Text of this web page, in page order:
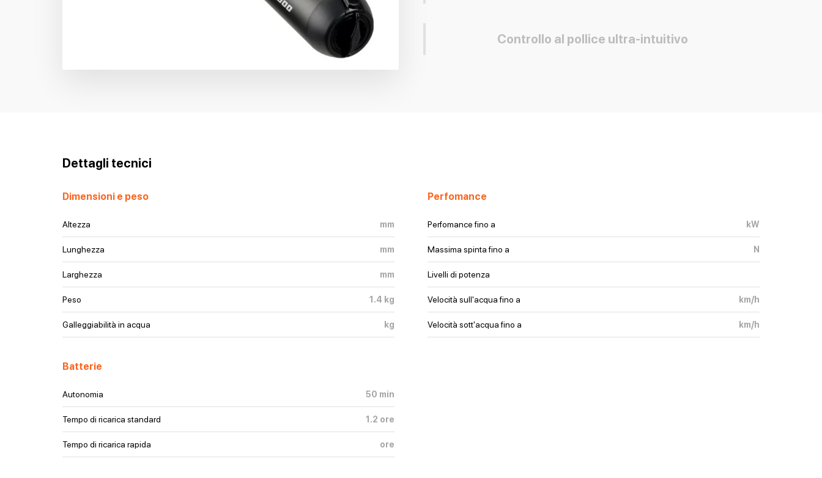
Controllo al pollice ultra-intuitivo
Dettagli tecnici
Dimensioni e peso
Altezza mm
Lunghezza mm
Larghezza mm
Peso 1.4 kg
Galleggiabilità in acqua kg
Batterie
Autonomia 50 min
Tempo di ricarica standard 1.2 ore
Tempo di ricarica rapida ore
Perfomance
Perfomance fino a kW
Massima spinta fino a N
Livelli di potenza
Velocità sull'acqua fino a km/h
Velocità sott'acqua fino a km/h